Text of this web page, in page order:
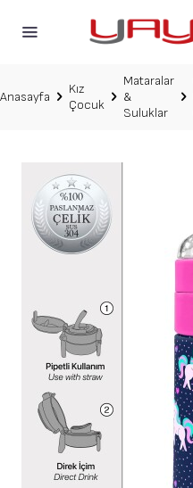
Anasayfa
Kız
Çocuk
Mataralar
&
Suluklar